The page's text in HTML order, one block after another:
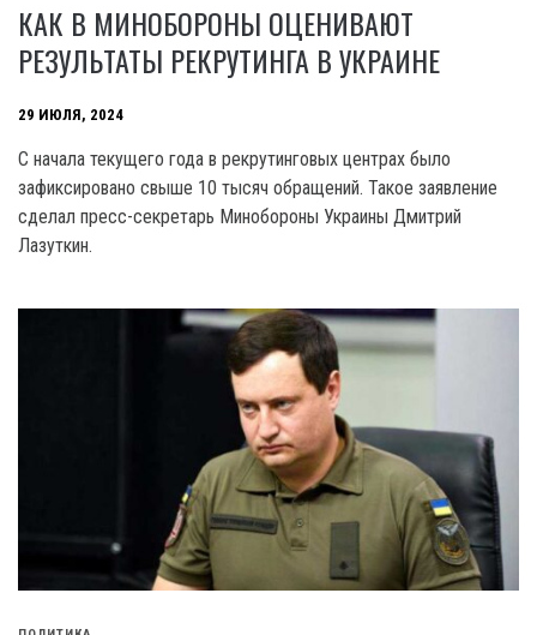
КАК В МИНОБОРОНЫ ОЦЕНИВАЮТ
РЕЗУЛЬТАТЫ РЕКРУТИНГА В УКРАИНЕ
29 ИЮЛЯ, 2024
C начала текущего года в рекрутинговых центрах было
зафиксировано свыше 10 тысяч обращений. Такое заявление
сделал пресс-секретарь Минобороны Украины Дмитрий
Лазуткин.